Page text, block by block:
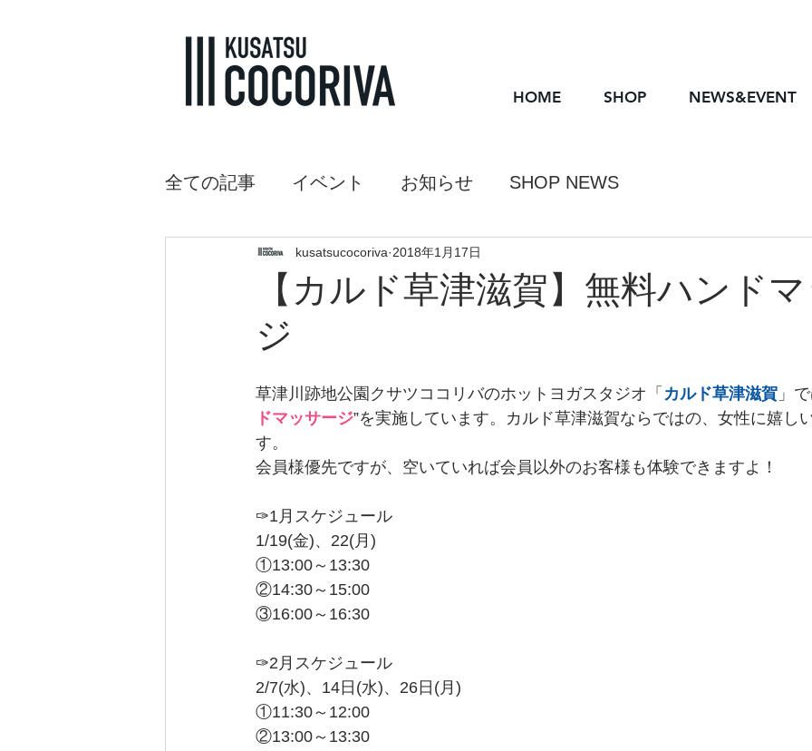
HOME SHOP NEWS&EVENT
全ての記事 イベント お知らせ SHOP NEWS
【カルド草津滋賀】無料ハンド
ジ
kusatsucocoriva 2018年1月17日
草津川跡地公園クサツココリバのホットヨガスタジオ「 カルド草津滋賀 」
ドマッサージ”を実施しています。カルド草津滋賀ならではの、女性に嬉し
す。
会員様優先ですが、空いていれば会員以外のお客様も体験できますよ！
✑1月スケジュール
1/19(金)、22(月)
①13:00～13:30
②14:30～15:00
③16:00～16:30
✑2月スケジュール
2/7(水)、14日(水)、26日(月)
①11:30～12:00
②13:00～13:30